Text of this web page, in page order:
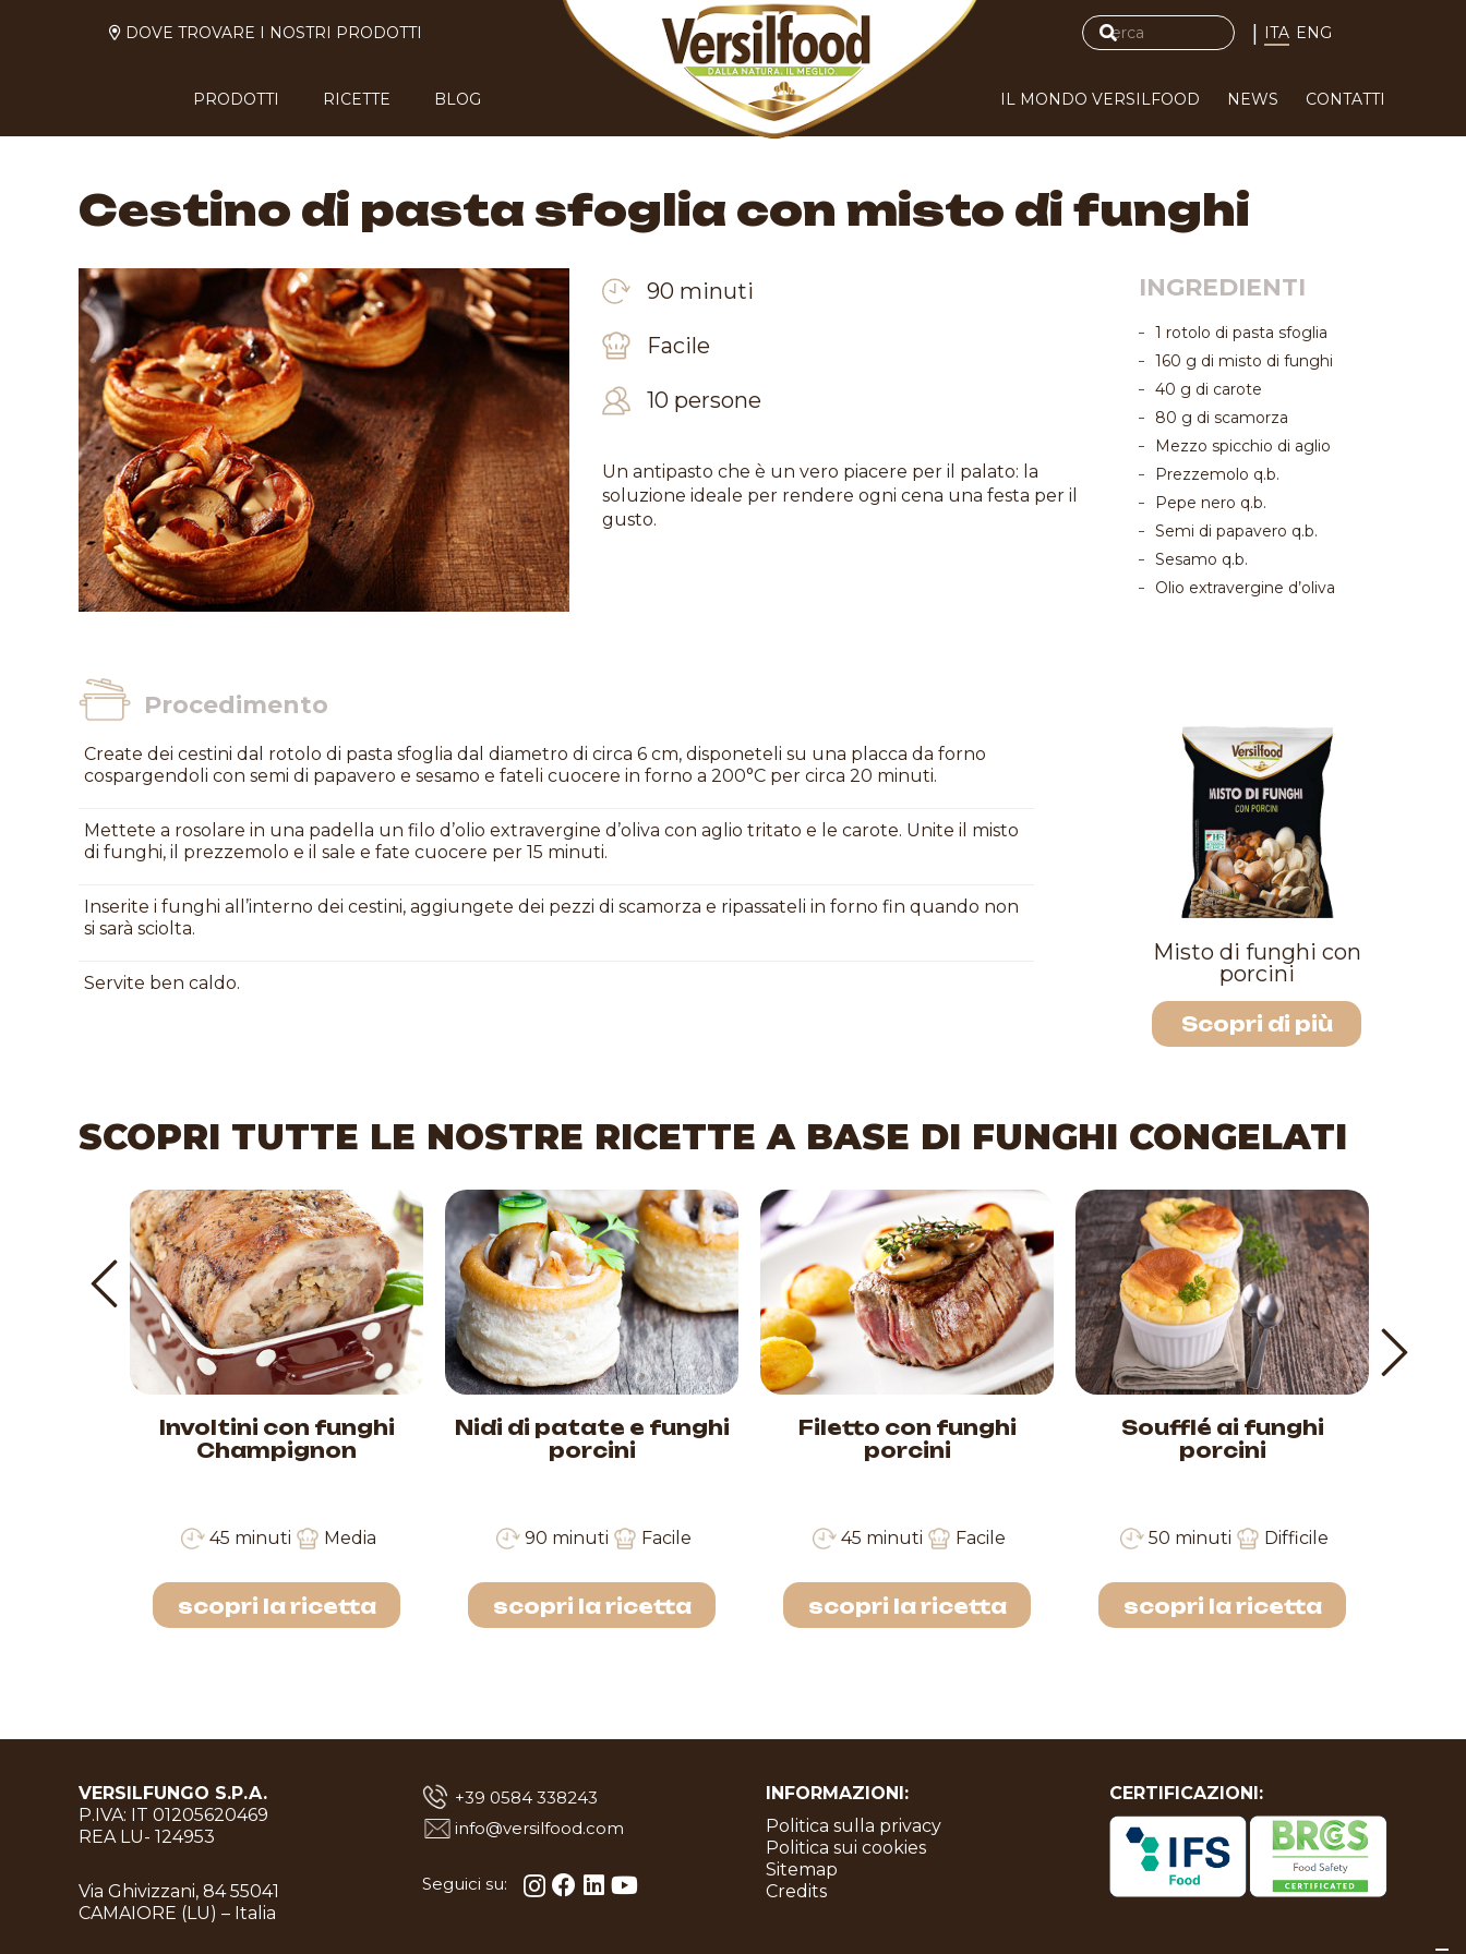
DOVE TROVARE I NOSTRI PRODOTTI | ITA ENG
PRODOTTI RICETTE BLOG IL MONDO VERSILFOOD NEWS CONTATTI
Cestino di pasta sfoglia con misto di funghi
90 minuti
Facile
10 persone
Un antipasto che è un vero piacere per il palato: la
soluzione ideale per rendere ogni cena una festa per il
gusto.
INGREDIENTI
1 rotolo di pasta sfoglia
160 g di misto di funghi
40 g di carote
80 g di scamorza
Mezzo spicchio di aglio
Prezzemolo q.b.
Pepe nero q.b.
Semi di papavero q.b.
Sesamo q.b.
Olio extravergine d’oliva
Procedimento
Create dei cestini dal rotolo di pasta sfoglia dal diametro di circa 6 cm, disponeteli su una placca da forno
cospargendoli con semi di papavero e sesamo e fateli cuocere in forno a 200°C per circa 20 minuti.
Mettete a rosolare in una padella un filo d’olio extravergine d’oliva con aglio tritato e le carote. Unite il misto
di funghi, il prezzemolo e il sale e fate cuocere per 15 minuti.
Inserite i funghi all’interno dei cestini, aggiungete dei pezzi di scamorza e ripassateli in forno fin quando non
si sarà sciolta.
Servite ben caldo.
Misto di funghi con
porcini
Scopri di più
SCOPRI TUTTE LE NOSTRE RICETTE A BASE DI FUNGHI CONGELATI
Involtini con funghi
Champignon
45 minuti Media
scopri la ricetta
Nidi di patate e funghi
porcini
90 minuti Facile
scopri la ricetta
Filetto con funghi
porcini
45 minuti Facile
scopri la ricetta
Soufflé ai funghi
porcini
50 minuti Difficile
scopri la ricetta
VERSILFUNGO S.P.A.
P.IVA: IT 01205620469
REA LU- 124953
Via Ghivizzani, 84 55041
CAMAIORE (LU) – Italia
+39 0584 338243
info@versilfood.com
Seguici su:
INFORMAZIONI:
Politica sulla privacy
Politica sui cookies
Sitemap
Credits
CERTIFICAZIONI: